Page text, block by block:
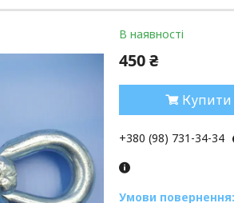
В наявності
450 ₴
Купити
+380 (98) 731-34-34